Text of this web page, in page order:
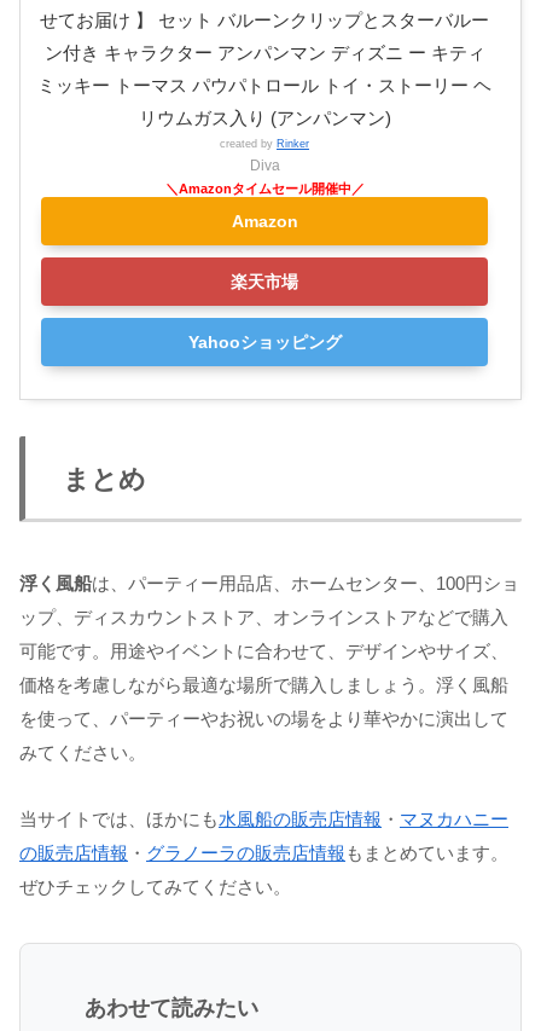
せてお届け 】 セット バルーンクリップとスターバルー
ン付き キャラクター アンパンマン ディズニ ー キティ
ミッキー トーマス パウパトロール トイ・ストーリー ヘ
リウムガス入り (アンパンマン)
created by Rinker
Diva
Amazon
楽天市場
Yahooショッピング
まとめ
浮く風船は、パーティー用品店、ホームセンター、100円ショ
ップ、ディスカウントストア、オンラインストアなどで購入
可能です。用途やイベントに合わせて、デザインやサイズ、
価格を考慮しながら最適な場所で購入しましょう。浮く風船
を使って、パーティーやお祝いの場をより華やかに演出して
みてください。
当サイトでは、ほかにも水風船の販売店情報 ・ マヌカハニー
の販売店情報 ・ グラノーラの販売店情報 もまとめています。
ぜひチェックしてみてください。
あわせて読みたい